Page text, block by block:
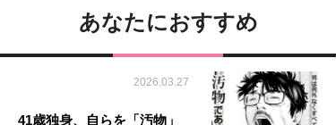
あなたにおすすめ
2026.03.27
41歳独身、自らを「汚物」